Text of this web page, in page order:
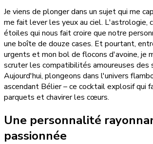
Je viens de plonger dans un sujet qui me
me fait lever les yeux au ciel. L'astrologie,
étoiles qui nous fait croire que notre
une boîte de douze cases. Et pourtant,
urgents et mon bol de flocons d'avoine, je
scruter les compatibilités amoureuses des
Aujourd'hui, plongeons dans l'univers
ascendant Bélier – ce cocktail explosif qui
parquets et chavirer les cœurs.
Une personnalité
passionnée